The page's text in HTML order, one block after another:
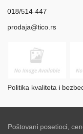
018/514-447
prodaja@tico.rs
Politika kvaliteta i
Poštovani posetioci,